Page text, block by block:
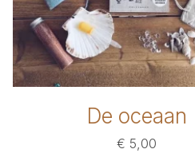
De oceaan
€ 5,00